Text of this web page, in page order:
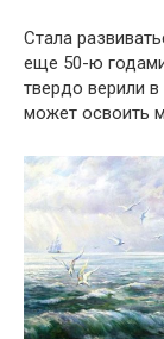
Стала
еще 50-ю годами
твердо верили
может освоить